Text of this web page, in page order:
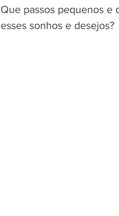
Que passos pequenos e
esses sonhos e desejos?